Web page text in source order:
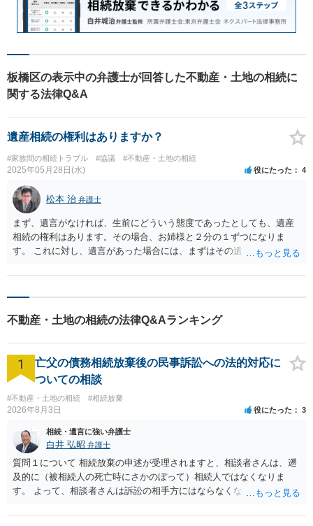
板橋区の表示中の弁護士が回答した不動産・土地の相続に
関する法律Q&A
遺産相続の権利はありますか？
#家族間の相続トラブル #協議 #不動産・土地の相続
2025年05月28日(水) 役にたった 4
松本 治 弁護士
まず、遺言がなければ、生前にどういう態度であったとしても、遺産
相続の権利はあります。その場合、お姉様と２分の１ずつになりま
す。 これに対し、遺言があった場合には、まずはその遺言どおりにな
今回の場合、遺産の範囲や特別受益・寄与分という遺産分割を調整す
不動産・土地の相続の法律Q&Aランキング
1
亡父の債務相続放棄後の民事訴訟への法的対応に
ついての相談
#不動産・土地の相続 #相続放棄
2026年8月3日 役にたった 3
相続・遺言に強い弁護士
白井 弘昭 弁護士
質問１について 相続放棄の申述が受理されますと、相談者さんは、遡
及的に（被相続人の死亡時にさかのぼって）相続人ではなくなりま
す。 よって、相談者さんは訴訟の相手方にはならなくなるので（明け
理証明を家庭裁判所で取得し、コピーを答弁書に添えて裁判所に提出